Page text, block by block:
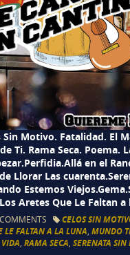
Sin Motivo. Fatalidad. El
Ti. Rama Seca. Poema.
en el
Llorar Las
Estemos
Aretes Que Le Faltan a
CELOS SIN
LE FALTAN A LA LUNA ,MUNDO
,RAMA SECA ,SERENATA SIN